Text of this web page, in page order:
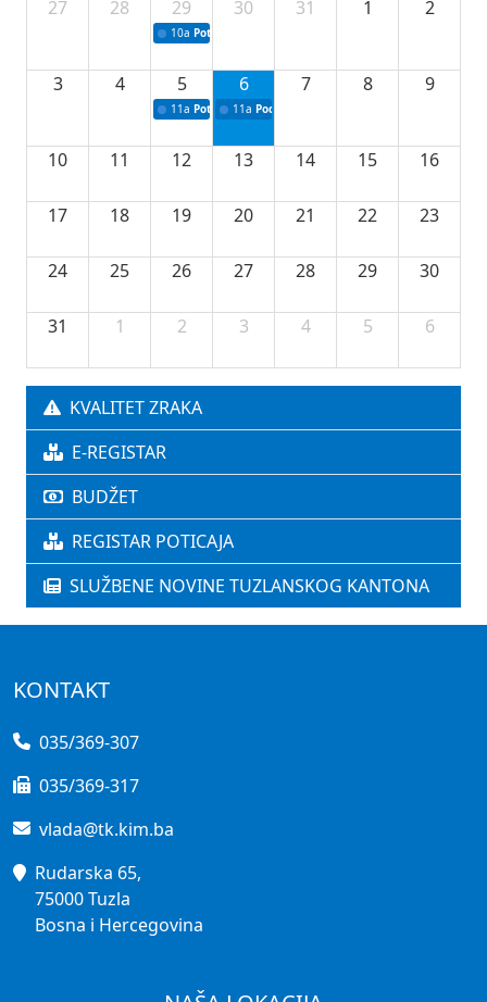
27
28 29
10a Potpisivanje ugovora sa neprofitnim
30 31 1 2
3 4 5
11a Potpisivanje ugovora o stipendijama za
6
11a Podrška razvoju vodne infrastrukture u
7 8 9
10 11 12 13 14 15 16
17 18 19 20 21 22 23
24 25 26 27 28 29 30
31 1 2 3 4 5 6
KVALITET ZRAKA
E-REGISTAR
BUDŽET
REGISTAR POTICAJA
SLUŽBENE NOVINE TUZLANSKOG KANTONA
KONTAKT
035/369-307
035/369-317
vlada@tk.kim.ba
Rudarska 65,
75000 Tuzla
Bosna i Hercegovina